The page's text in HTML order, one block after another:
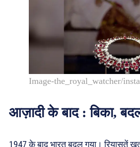
Image-the_royal_watcher/
आज़ादी के बाद : बिका,
1947 के बाद भारत बदल गया। रियासतें